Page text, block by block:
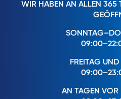
WIR HABEN AN ALLEN 365
FREITAG
AN TAGEN VOR